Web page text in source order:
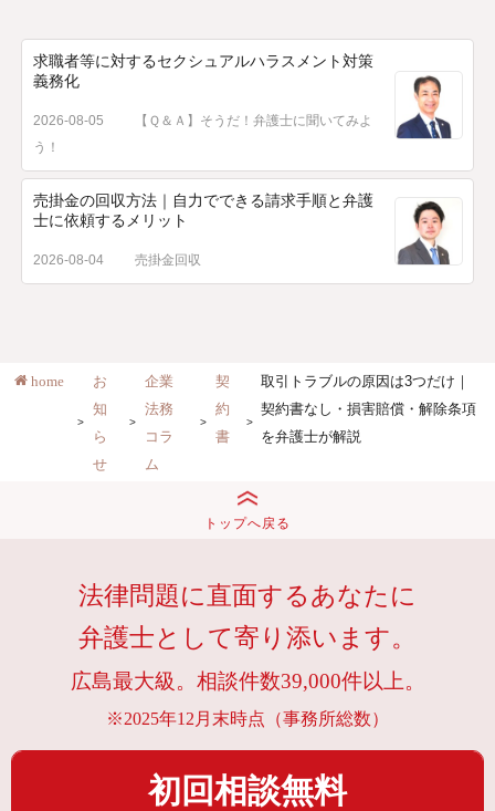
求職者等に対するセクシュアルハラスメント対策
義務化
2026-08-05
【Ｑ＆Ａ】そうだ！弁護士に聞いてみよ
う！
売掛金の回収方法｜自力でできる請求手順と弁護
士に依頼するメリット
2026-08-04 売掛金回収
home
お
知
ら
せ
企業
法務
コラ
ム
契
約
書
取引トラブルの原因は3つだけ｜
契約書なし・損害賠償・解除条項
を弁護士が解説
トップへ戻る
法律問題に直面するあなたに
弁護士として寄り添います。
広島最大級。相談件数39,000件以上。
※2025年12月末時点（事務所総数）
初回相談無料